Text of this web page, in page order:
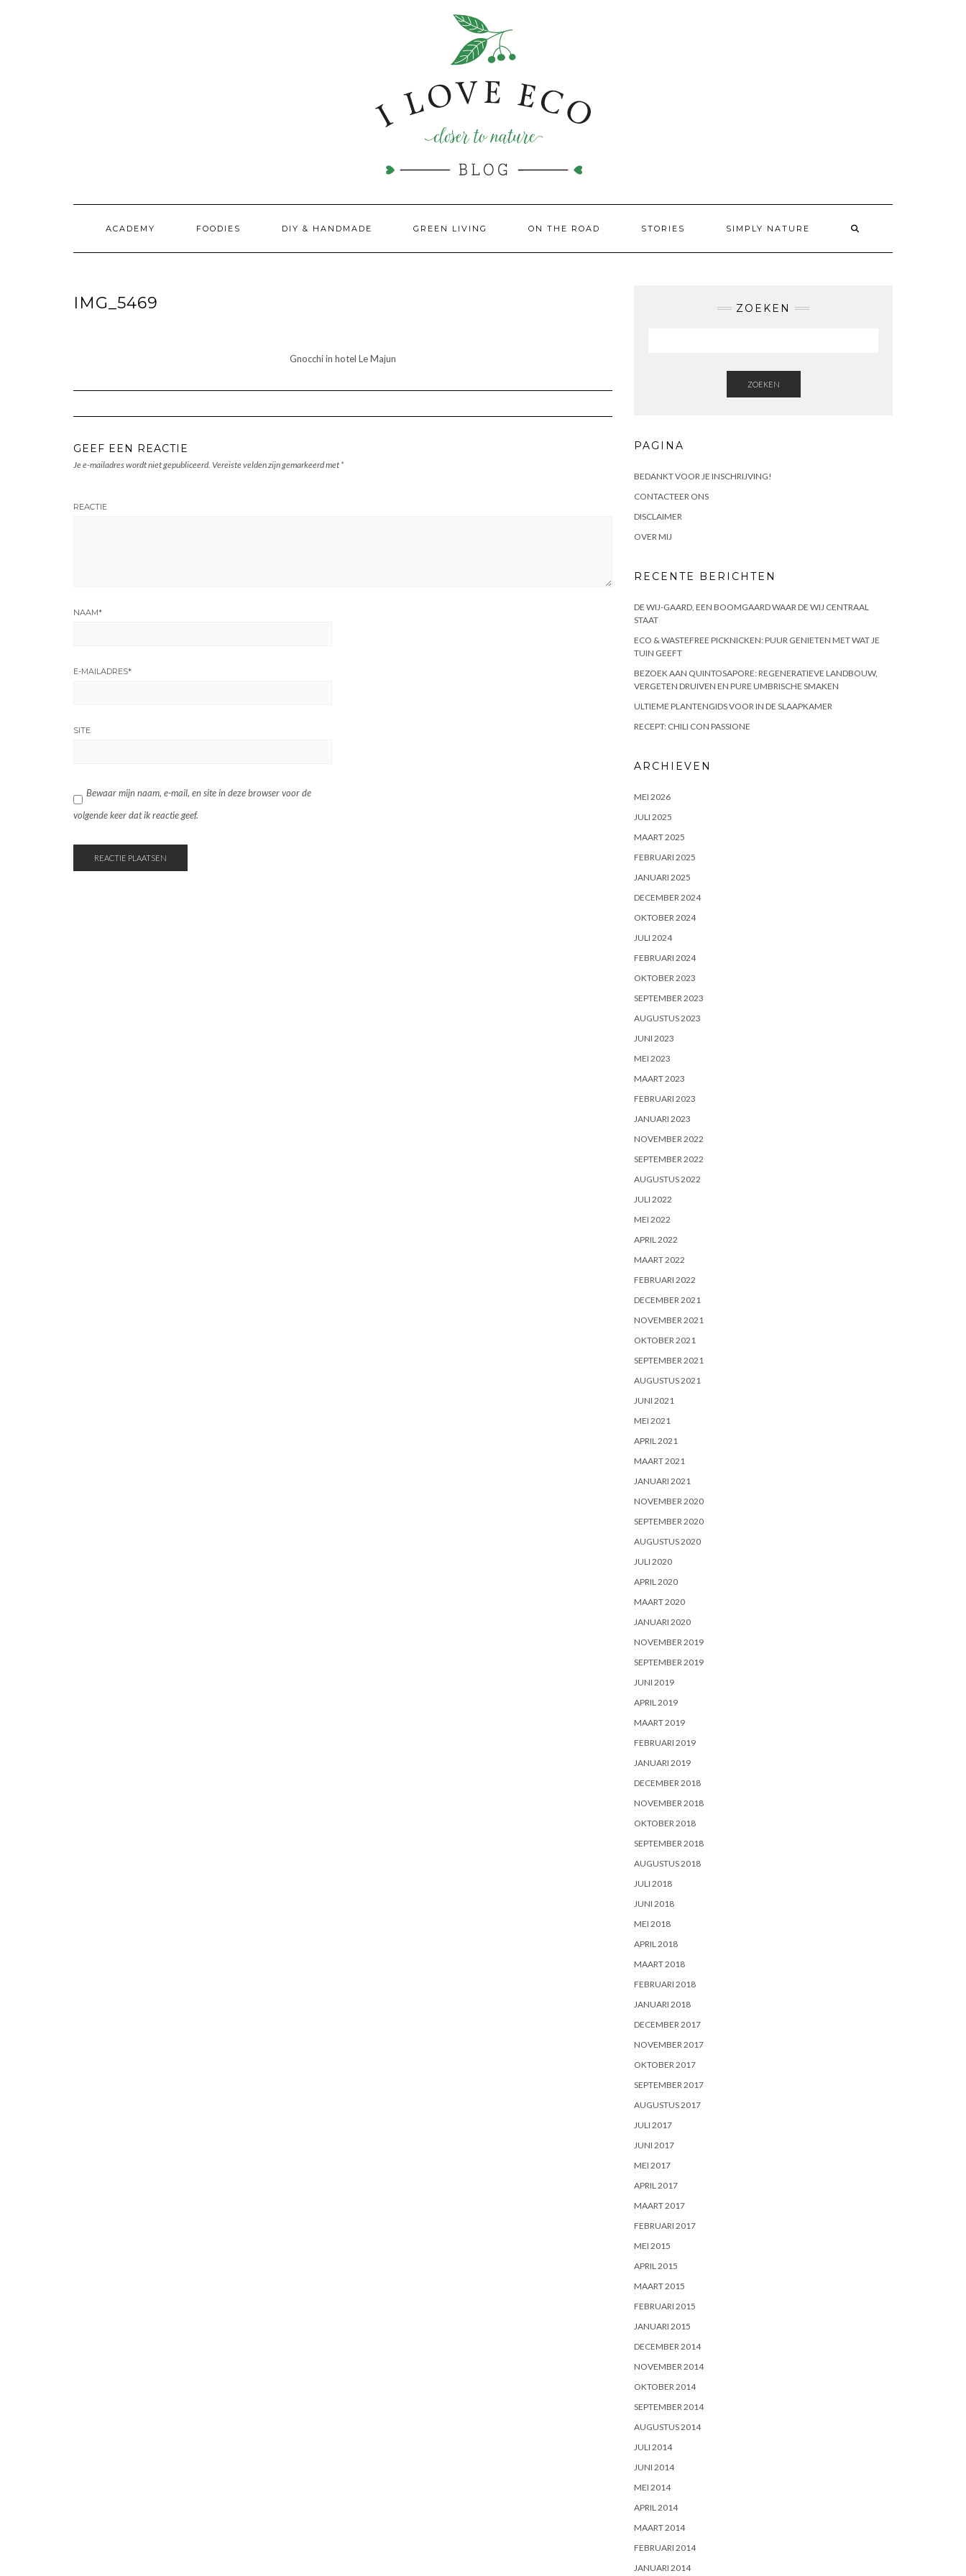
ACADEMY FOODIES DIY & HANDMADE GREEN LIVING ON THE ROAD STORIES SIMPLY NATURE
IMG_5469
Gnocchi in hotel Le Majun
GEEF EEN REACTIE
Je e-mailadres wordt niet gepubliceerd. Vereiste velden zijn gemarkeerd met *
REACTIE
NAAM*
E-MAILADRES*
SITE
Bewaar mijn naam, e-mail, en site in deze browser voor de
volgende keer dat ik reactie geef.
ZOEKEN
ZOEKEN
PAGINA
BEDANKT VOOR JE INSCHRIJVING!
CONTACTEER ONS
DISCLAIMER
OVER MIJ
RECENTE BERICHTEN
DE WIJ-GAARD, EEN BOOMGAARD WAAR DE WIJ CENTRAAL
STAAT
ECO & WASTEFREE PICKNICKEN: PUUR GENIETEN MET WAT JE
TUIN GEEFT
BEZOEK AAN QUINTOSAPORE: REGENERATIEVE LANDBOUW,
VERGETEN DRUIVEN EN PURE UMBRISCHE SMAKEN
ULTIEME PLANTENGIDS VOOR IN DE SLAAPKAMER
RECEPT: CHILI CON PASSIONE
ARCHIEVEN
MEI 2026
JULI 2025
MAART 2025
FEBRUARI 2025
JANUARI 2025
DECEMBER 2024
OKTOBER 2024
JULI 2024
FEBRUARI 2024
OKTOBER 2023
SEPTEMBER 2023
AUGUSTUS 2023
JUNI 2023
MEI 2023
MAART 2023
FEBRUARI 2023
JANUARI 2023
NOVEMBER 2022
SEPTEMBER 2022
AUGUSTUS 2022
JULI 2022
MEI 2022
APRIL 2022
MAART 2022
FEBRUARI 2022
DECEMBER 2021
NOVEMBER 2021
OKTOBER 2021
SEPTEMBER 2021
AUGUSTUS 2021
JUNI 2021
MEI 2021
APRIL 2021
MAART 2021
JANUARI 2021
NOVEMBER 2020
SEPTEMBER 2020
AUGUSTUS 2020
JULI 2020
APRIL 2020
MAART 2020
JANUARI 2020
NOVEMBER 2019
SEPTEMBER 2019
JUNI 2019
APRIL 2019
MAART 2019
FEBRUARI 2019
JANUARI 2019
DECEMBER 2018
NOVEMBER 2018
OKTOBER 2018
SEPTEMBER 2018
AUGUSTUS 2018
JULI 2018
JUNI 2018
MEI 2018
APRIL 2018
MAART 2018
FEBRUARI 2018
JANUARI 2018
DECEMBER 2017
NOVEMBER 2017
OKTOBER 2017
SEPTEMBER 2017
AUGUSTUS 2017
JULI 2017
JUNI 2017
MEI 2017
APRIL 2017
MAART 2017
FEBRUARI 2017
MEI 2015
APRIL 2015
MAART 2015
FEBRUARI 2015
JANUARI 2015
DECEMBER 2014
NOVEMBER 2014
OKTOBER 2014
SEPTEMBER 2014
AUGUSTUS 2014
JULI 2014
JUNI 2014
MEI 2014
APRIL 2014
MAART 2014
FEBRUARI 2014
JANUARI 2014